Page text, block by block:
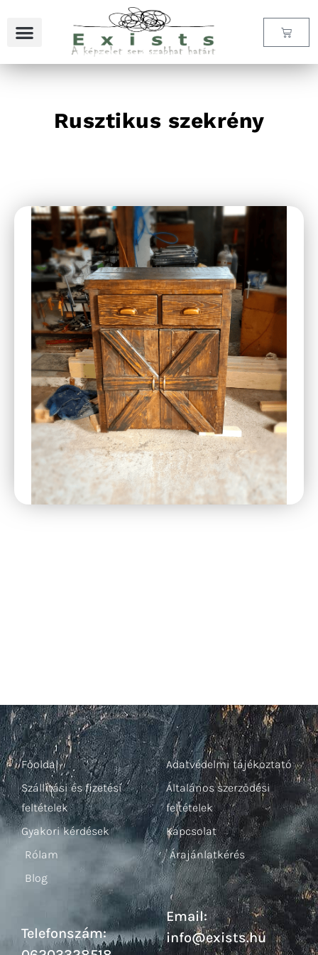
Rusztikus szekrény
Rusztikus szekrény
Főoldal
Szállítási és fizetési
feltételek
Gyakori kérdések
Rólam
Blog
Telefonszám:
Adatvédelmi tájékoztató
Általános szerződési
feltételek
Kapcsolat
Árajánlatkérés
Email:
info@exists.hu